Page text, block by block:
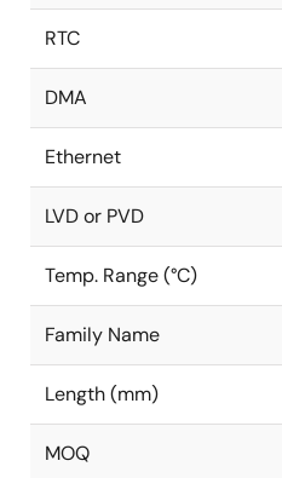
RTC
DMA
Ethernet
LVD or PVD
Temp. Range (°C)
Family Name
Length (mm)
MOQ